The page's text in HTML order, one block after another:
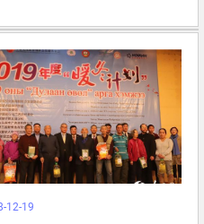
12-19